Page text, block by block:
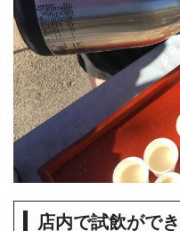
店内で試飲がで